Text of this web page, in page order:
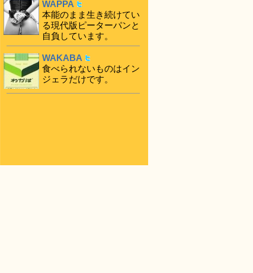
WAPPA
本能のまま生き続けてい
る現代版ピーターパンと
自負しています。
WAKABA
食べられないものはイン
ジェラだけです。